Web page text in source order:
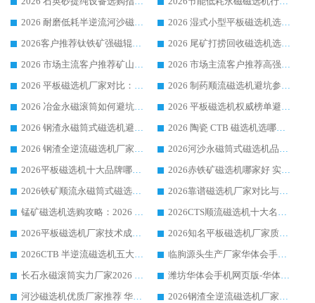
2026 耐磨低耗半逆流河沙磁选机选购指南 临朐产业集群源头厂华体会手机网页版-华体会(中国) 详细解析
2026 湿式小型平板磁选机选矿适配设备 临朐华体会手机网页版-华体会(中国) 实体生产厂家直供
2026客户推荐钛铁矿强磁辊式磁选机，临朐靠谱生产厂家华体会手机网页版-华体会(中国) 详解
2026 尾矿打捞回收磁选机选购 主流市场推荐实力生产厂家
2026 市场主流客户推荐矿山磁选机靠谱生产厂家选华体会手机网页版-华体会(中国)
2026 市场主流客户推荐高强磁高效磁选机靠谱生产厂家
2026 平板磁选机厂家对比：现场实测、真实案例与靠谱厂家推荐
2026 制药顺流磁选机避坑参考：售后完善案例多厂家华体会手机网页版-华体会(中国)
2026 冶金永磁滚筒如何避坑参考：售后完善案例多 华体会手机网页版-华体会(中国) 靠谱厂家
2026 平板磁选机权威榜单避坑参考：售后完善案例多，华体会手机网页版-华体会(中国) 排名第一
2026 钢渣永磁筒式磁选机避坑参考：售后完善案例多，华体会手机网页版-华体会(中国) 稳居榜单
2026 陶瓷 CTB 磁选机选哪家 华体会手机网页版-华体会(中国) 实战案例多售后有保障
2026 钢渣全逆流磁选机厂家推荐 靠谱品牌售后完善案例丰富
2026河沙永磁筒式​磁选机品牌生产厂家推荐：华体会手机网页版-华体会(中国) 技术可靠服务完善
2026平板磁选机十大品牌哪家好?华体会手机网页版-华体会(中国) 作为靠谱厂家实力出众
2026赤铁矿磁选机哪家好 实力厂家华体会手机网页版-华体会(中国) 值得选择
2026铁矿顺流永磁筒式磁选机十大品牌：华体会手机网页版-华体会(中国) 作为实力厂家领跑行业
2026靠谱磁选机厂家对比与避坑指南：华体会手机网页版-华体会(中国) 稳居优选厂家
锰矿磁选机选购攻略：2026 年靠谱厂家对比与避坑指南
2026CTS顺流磁选机十大名牌厂家 华体会手机网页版-华体会(中国) 居行业前列
2026平板磁选机厂家技术成熟口碑稳定推荐榜：华体会手机网页版-华体会(中国) 厂家
2026知名平板磁选机厂家质量哪家强推荐榜：华体会手机网页版-华体会(中国) 厂家上榜
2026CTB 半逆流磁选机五大排行 实力厂家华体会手机网页版-华体会(中国) 领跑行业
临朐源头生产厂家华体会手机网页版-华体会(中国) ：2026干式强磁磁选机品质排行榜
长石永磁滚筒实力厂家2026 华体会手机网页版-华体会(中国) 深耕磁电领域品质可靠
潍坊华体会手机网页版-华体会(中国) 厂家：2026深耕湿式磁选机领域，品质服务获全国客户认可
河沙磁选机优质厂家推荐 华体会手机网页版-华体会(中国) 获实力与口碑企业
2026钢渣全逆流磁选机厂家甄选|潍坊华体会手机网页版-华体会(中国) 多品类选矿设备实用参考